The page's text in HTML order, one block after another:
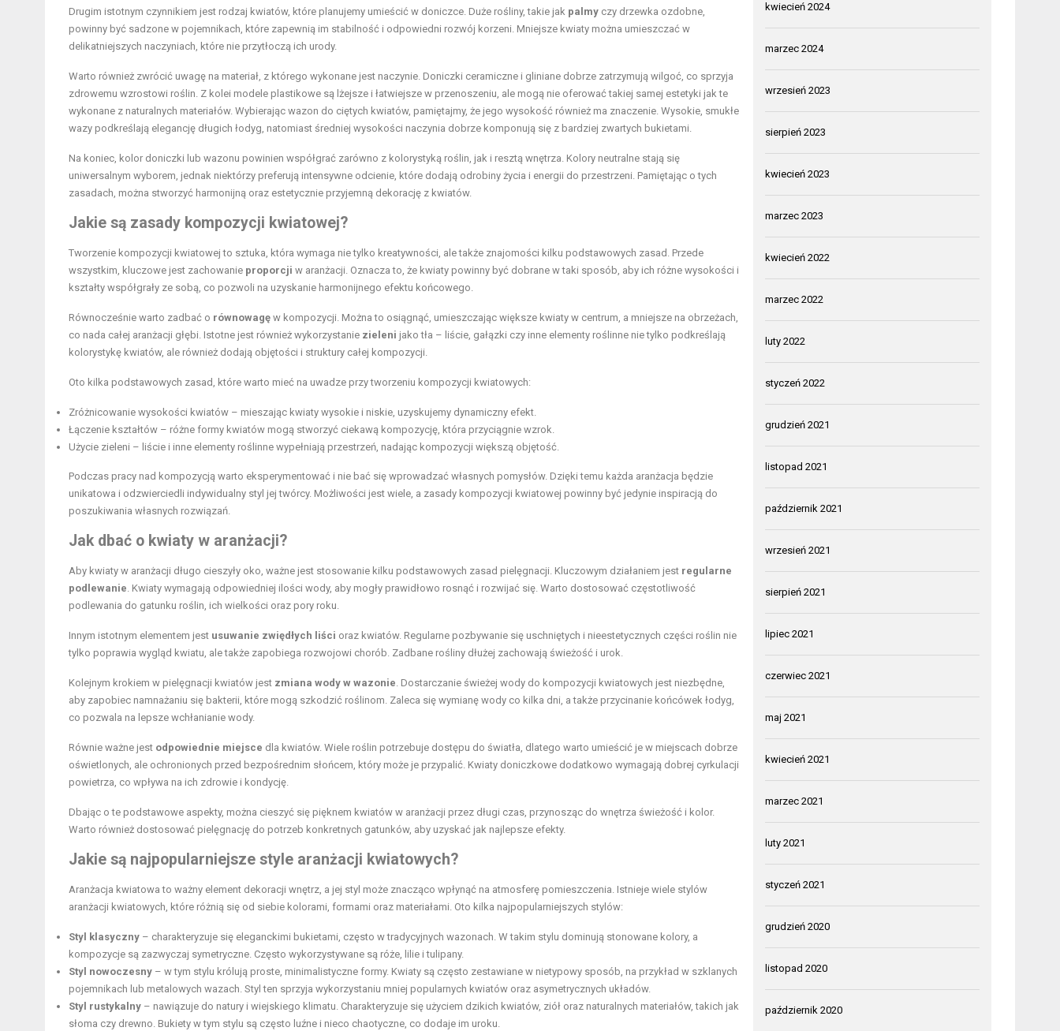
Drugim istotnym czynnikiem jest rodzaj kwiatów, które planujemy umieścić w doniczce. Duże rośliny, takie jak palmy czy drzewka ozdobne,
powinny być sadzone w pojemnikach, które zapewnią im stabilność i odpowiedni rozwój korzeni. Mniejsze kwiaty można umieszczać w
delikatniejszych naczyniach, które nie przytłoczą ich urody.
Warto również zwrócić uwagę na materiał, z którego wykonane jest naczynie. Doniczki ceramiczne i gliniane dobrze zatrzymują wilgoć, co sprzyja
zdrowemu wzrostowi roślin. Z kolei modele plastikowe są lżejsze i łatwiejsze w przenoszeniu, ale mogą nie oferować takiej samej estetyki jak te
wykonane z naturalnych materiałów. Wybierając wazon do ciętych kwiatów, pamiętajmy, że jego wysokość również ma znaczenie. Wysokie, smukłe
wazy podkreślają elegancję długich łodyg, natomiast średniej wysokości naczynia dobrze komponują się z bardziej zwartych bukietami.
Na koniec, kolor doniczki lub wazonu powinien współgrać zarówno z kolorystyką roślin, jak i resztą wnętrza. Kolory neutralne stają się
uniwersalnym wyborem, jednak niektórzy preferują intensywne odcienie, które dodają odrobiny życia i energii do przestrzeni. Pamiętając o tych
zasadach, można stworzyć harmonijną oraz estetycznie przyjemną dekorację z kwiatów.
Jakie są zasady kompozycji kwiatowej?
Tworzenie kompozycji kwiatowej to sztuka, która wymaga nie tylko kreatywności, ale także znajomości kilku podstawowych zasad. Przede
wszystkim, kluczowe jest zachowanie proporcji w aranżacji. Oznacza to, że kwiaty powinny być dobrane w taki sposób, aby ich różne wysokości i
kształty współgrały ze sobą, co pozwoli na uzyskanie harmonijnego efektu końcowego.
Równocześnie warto zadbać o równowagę w kompozycji. Można to osiągnąć, umieszczając większe kwiaty w centrum, a mniejsze na obrzeżach,
co nada całej aranżacji głębi. Istotne jest również wykorzystanie zieleni jako tła – liście, gałązki czy inne elementy roślinne nie tylko podkreślają
kolorystykę kwiatów, ale również dodają objętości i struktury całej kompozycji.
Oto kilka podstawowych zasad, które warto mieć na uwadze przy tworzeniu kompozycji kwiatowych:
Zróżnicowanie wysokości kwiatów – mieszając kwiaty wysokie i niskie, uzyskujemy dynamiczny efekt.
Łączenie kształtów – różne formy kwiatów mogą stworzyć ciekawą kompozycję, która przyciągnie wzrok.
Użycie zieleni – liście i inne elementy roślinne wypełniają przestrzeń, nadając kompozycji większą objętość.
Podczas pracy nad kompozycją warto eksperymentować i nie bać się wprowadzać własnych pomysłów. Dzięki temu każda aranżacja będzie
unikatowa i odzwierciedli indywidualny styl jej twórcy. Możliwości jest wiele, a zasady kompozycji kwiatowej powinny być jedynie inspiracją do
poszukiwania własnych rozwiązań.
Jak dbać o kwiaty w aranżacji?
Aby kwiaty w aranżacji długo cieszyły oko, ważne jest stosowanie kilku podstawowych zasad pielęgnacji. Kluczowym działaniem jest regularne
podlewanie. Kwiaty wymagają odpowiedniej ilości wody, aby mogły prawidłowo rosnąć i rozwijać się. Warto dostosować częstotliwość
podlewania do gatunku roślin, ich wielkości oraz pory roku.
Innym istotnym elementem jest usuwanie zwiędłych liści oraz kwiatów. Regularne pozbywanie się uschniętych i nieestetycznych części roślin nie
tylko poprawia wygląd kwiatu, ale także zapobiega rozwojowi chorób. Zadbane rośliny dłużej zachowają świeżość i urok.
Kolejnym krokiem w pielęgnacji kwiatów jest zmiana wody w wazonie. Dostarczanie świeżej wody do kompozycji kwiatowych jest niezbędne,
aby zapobiec namnażaniu się bakterii, które mogą szkodzić roślinom. Zaleca się wymianę wody co kilka dni, a także przycinanie końcówek łodyg,
co pozwala na lepsze wchłanianie wody.
Równie ważne jest odpowiednie miejsce dla kwiatów. Wiele roślin potrzebuje dostępu do światła, dlatego warto umieścić je w miejscach dobrze
oświetlonych, ale ochronionych przed bezpośrednim słońcem, który może je przypalić. Kwiaty doniczkowe dodatkowo wymagają dobrej cyrkulacji
powietrza, co wpływa na ich zdrowie i kondycję.
Dbając o te podstawowe aspekty, można cieszyć się pięknem kwiatów w aranżacji przez długi czas, przynosząc do wnętrza świeżość i kolor.
Warto również dostosować pielęgnację do potrzeb konkretnych gatunków, aby uzyskać jak najlepsze efekty.
Jakie są najpopularniejsze style aranżacji kwiatowych?
Aranżacja kwiatowa to ważny element dekoracji wnętrz, a jej styl może znacząco wpłynąć na atmosferę pomieszczenia. Istnieje wiele stylów
aranżacji kwiatowych, które różnią się od siebie kolorami, formami oraz materiałami. Oto kilka najpopularniejszych stylów:
Styl klasyczny – charakteryzuje się eleganckimi bukietami, często w tradycyjnych wazonach. W takim stylu dominują stonowane kolory, a
kompozycje są zazwyczaj symetryczne. Często wykorzystywane są róże, lilie i tulipany.
Styl nowoczesny – w tym stylu królują proste, minimalistyczne formy. Kwiaty są często zestawiane w nietypowy sposób, na przykład w szklanych
pojemnikach lub metalowych wazach. Styl ten sprzyja wykorzystaniu mniej popularnych kwiatów oraz asymetrycznych układów.
Styl rustykalny – nawiązuje do natury i wiejskiego klimatu. Charakteryzuje się użyciem dzikich kwiatów, ziół oraz naturalnych materiałów, takich jak
słoma czy drewno. Bukiety w tym stylu są często luźne i nieco chaotyczne, co dodaje im uroku.
kwiecień 2024
marzec 2024
wrzesień 2023
sierpień 2023
kwiecień 2023
marzec 2023
kwiecień 2022
marzec 2022
luty 2022
styczeń 2022
grudzień 2021
listopad 2021
październik 2021
wrzesień 2021
sierpień 2021
lipiec 2021
czerwiec 2021
maj 2021
kwiecień 2021
marzec 2021
luty 2021
styczeń 2021
grudzień 2020
listopad 2020
październik 2020